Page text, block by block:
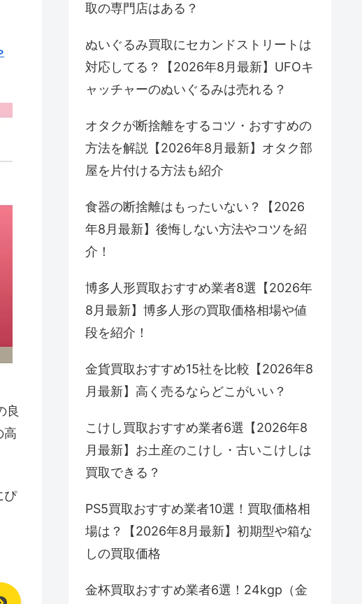
良
高
ぴ
取の専門店はある？
ぬいぐるみ買取にセカンドストリートは
対応してる？【2026年8月最新】UFOキ
ャッチャーのぬいぐるみは売れる？
オタクが断捨離をするコツ・おすすめの
方法を解説【2026年8月最新】オタク部
屋を片付ける方法も紹介
食器の断捨離はもったいない？【2026
年8月最新】後悔しない方法やコツを紹
介！
博多人形買取おすすめ業者8選【2026年
8月最新】博多人形の買取価格相場や値
段を紹介！
金貨買取おすすめ15社を比較【2026年8
月最新】高く売るならどこがいい？
こけし買取おすすめ業者6選【2026年8
月最新】お土産のこけし・古いこけしは
買取できる？
PS5買取おすすめ業者10選！買取価格相
場は？【2026年8月最新】初期型や箱な
しの買取価格
金杯買取おすすめ業者6選！24kgp（金